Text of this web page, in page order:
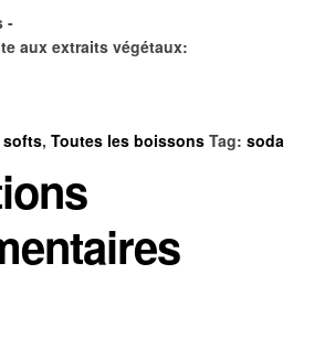
-
aux extraits végétaux:
softs, Toutes les boissons Tag: soda